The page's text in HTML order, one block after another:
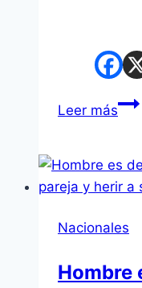
Leer más
con
tres
en
Nacionales
Hombre